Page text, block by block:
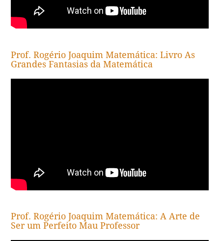
Prof. Rogério Joaquim Matemática: Livro As
Grandes Fantasias da Matemática
Prof. Rogério Joaquim Matemática: A Arte de
Ser um Perfeito Mau Professor